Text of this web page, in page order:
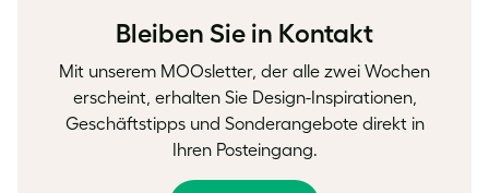
Bleiben Sie in Kontakt
Mit unserem MOOsletter, der alle zwei Wochen
erscheint, erhalten Sie Design-Inspirationen,
Geschäftstipps und Sonderangebote direkt in
Ihren Posteingang.